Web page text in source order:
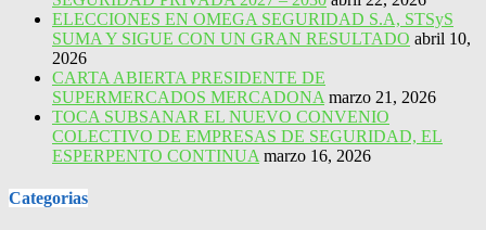
ELECCIONES EN OMEGA SEGURIDAD S.A, STSyS
SUMA Y SIGUE CON UN GRAN RESULTADO abril 10,
2026
CARTA ABIERTA PRESIDENTE DE
SUPERMERCADOS MERCADONA marzo 21, 2026
TOCA SUBSANAR EL NUEVO CONVENIO
COLECTIVO DE EMPRESAS DE SEGURIDAD, EL
ESPERPENTO CONTINUA marzo 16, 2026
Categorias